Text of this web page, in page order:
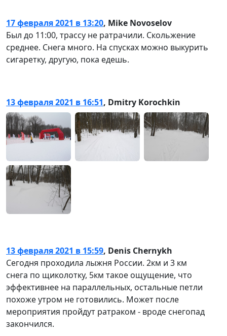
17 февраля 2021 в 13:20, Mike Novoselov
Был до 11:00, трассу не ратрачили. Скольжение
среднее. Снега много. На спусках можно выкурить
сигаретку, другую, пока едешь.
13 февраля 2021 в 16:51, Dmitry Korochkin
13 февраля 2021 в 15:59, Denis Chernykh
Сегодня проходила лыжня России. 2км и 3 км
снега по щиколотку, 5км такое ощущение, что
эффективнее на параллельных, остальные петли
похоже утром не готовились. Может после
мероприятия пройдут ратраком - вроде снегопад
закончился.